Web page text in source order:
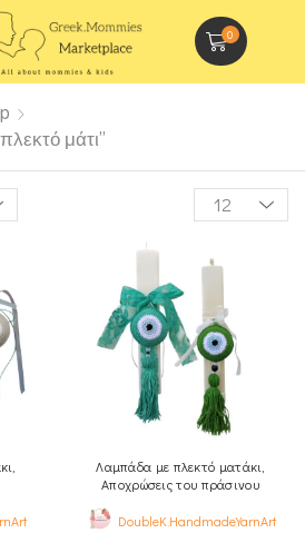
0
μάτι”
Λαμπάδα με πλεκτό ματάκι,
Aποχρώσεις του πράσινου
DoubleK.HandmadeYarnArt